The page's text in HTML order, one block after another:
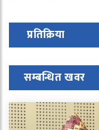
प्रतिक्रिया
सम्बन्धित खवर